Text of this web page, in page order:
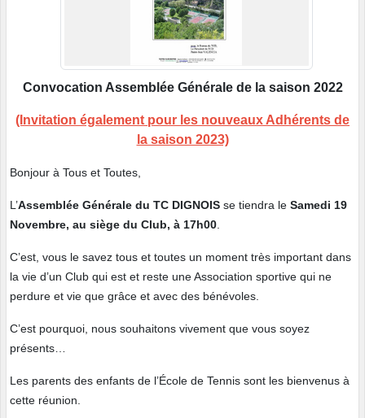
Convocation Assemblée Générale de la saison 2022
(Invitation également pour les nouveaux Adhérents de
la saison 2023)
Bonjour à Tous et Toutes,
L’Assemblée Générale du TC DIGNOIS se tiendra le Samedi 19
Novembre, au siège du Club, à 17h00
C’est, vous le savez tous et toutes un moment très important dans
la vie d’un Club qui est et reste une Association sportive qui ne
perdure et vie que grâce et avec des bénévoles.
C’est pourquoi, nous souhaitons vivement que vous soyez
présents…
Les parents des enfants de l’École de Tennis sont les bienvenus à
cette réunion.